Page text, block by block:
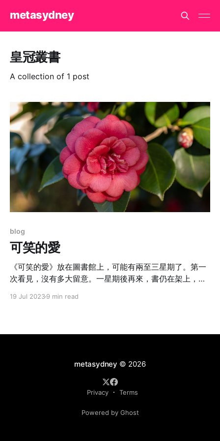
metasydney
皇冠叢書
A collection of 1 post
blog
可笑的愛
《可笑的愛》放在圖書館上，可能有兩至三星期了。第一
次看見，沒有多大留意。一星期後再來，書仍在架上，只
19 Jul 20239 min read
metasydney © 2026
Privacy Terms
Powered by Ghost